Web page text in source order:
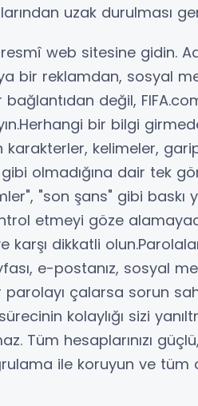
uzak durulması
resmî web sitesine gidin.
bir reklamdan, sosyal
değil,
bir bilgi
karakterler, kelimeler,
olmadığına dair tek
"son şans" gibi
etmeyi göze
karşı dikkatli
e-postanız, sosyal
parolayı çalarsa sorun
kolaylığı sizi
Tüm hesaplarınızı
ile koruyun ve tüm